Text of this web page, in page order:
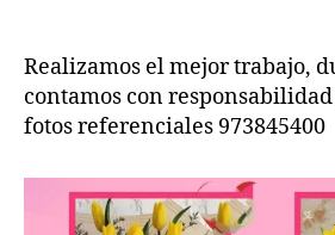
Realizamos el mejor trabajo,
contamos con
fotos referenciales 973845400